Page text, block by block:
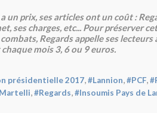
un prix, ses articles ont un coût :
ses charges, etc... Pour préserver
Regards appelle ses lecteurs
mois 3, 6 ou 9 euros.
présidentielle 2017,#Lannion,#PCF,
,#Regards,#Insoumis Pays de